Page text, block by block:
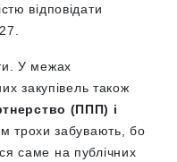
відповідати
У межах
закупівель також
(ППП) і
трохи забувають, бо
саме на публічних